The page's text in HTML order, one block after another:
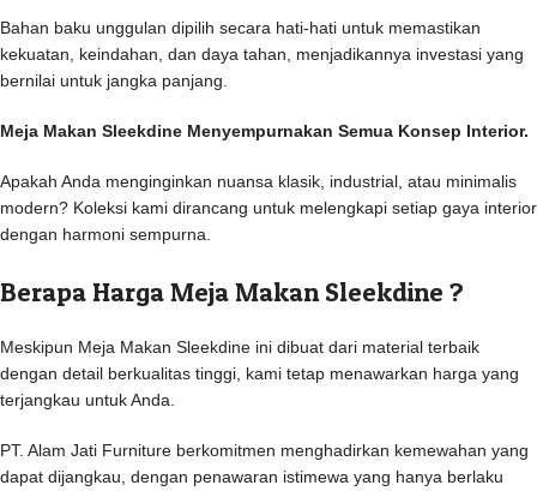
Bahan baku unggulan dipilih secara hati-hati untuk memastikan
kekuatan, keindahan, dan daya tahan, menjadikannya investasi yang
bernilai untuk jangka panjang.
Meja Makan Sleekdine Menyempurnakan Semua Konsep Interior.
Apakah Anda menginginkan nuansa klasik, industrial, atau minimalis
modern? Koleksi kami dirancang untuk melengkapi setiap gaya interior
dengan harmoni sempurna.
Berapa Harga Meja Makan Sleekdine ?
Meskipun Meja Makan Sleekdine ini dibuat dari material terbaik
dengan detail berkualitas tinggi, kami tetap menawarkan harga yang
terjangkau untuk Anda.
PT. Alam Jati Furniture berkomitmen menghadirkan kemewahan yang
dapat dijangkau, dengan penawaran istimewa yang hanya berlaku